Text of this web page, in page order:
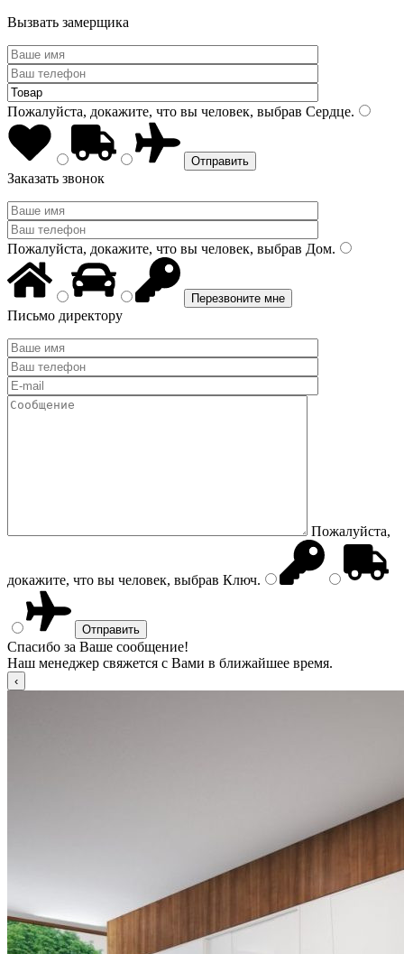
Вызвать замерщика
Пожалуйста, докажите, что вы человек, выбрав Сердце.
Заказать звонок
Пожалуйста, докажите, что вы человек, выбрав Дом.
Письмо директору
Пожалуйста,
докажите, что вы человек, выбрав Ключ.
Спасибо за Ваше сообщение!
Наш менеджер свяжется с Вами в ближайшее время.